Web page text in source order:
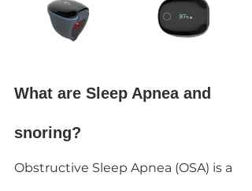
What are Sleep Apnea and
snoring?
Obstructive Sleep Apnea (OSA) is a